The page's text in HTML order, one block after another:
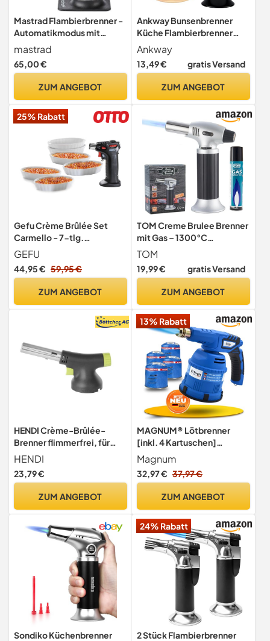
Mastrad Flambierbrenner -
Automatikmodus mit
einstellbarer Flamme -
Gas-betrieben -
Kindersicherheitssystem -
geeignet zum
Hautschälen, Fleischbraten
mastrad
65,00 €
ZUM ANGEBOT
Ankway Bunsenbrenner
Küche Flambierbrenner
küchenbrenner, Nachfüllbar
Verstellbar
butangasbrenner mit
Creme Brulee, DIY,
Camping - Butan
einbegriffen nicht
Ankway
13,49 € gratis Versand
ZUM ANGEBOT
25% Rabatt
Gefu Crème Brûlée Set
Carmello - 7-tlg.
Flambierbrenner & 6
Schälchen
GEFU
44,95 € 59,95 €
ZUM ANGEBOT
TOM Creme Brulee Brenner
mit Gas – 1300°C
Küchenbrenner
TOM
19,99 € gratis Versand
ZUM ANGEBOT
HENDI Crème-Brûlée-
Brenner flimmerfrei, für
HENDI Gaskartuschen
199039, mit grünen
Akzenten und dem
Flambierbrenner, Butan,
Küchenbrenne,
185x65x(H)100mm,
HENDI
23,79 €
ZUM ANGEBOT
13% Rabatt
MAGNUM® Lötbrenner
[inkl. 4 Kartuschen]
Gasbrenner Bunsenbrenner
1200 °C
Magnum
32,97 € 37,97 €
ZUM ANGEBOT
Sondiko Küchenbrenner
24% Rabatt
2 Stück Flambierbrenner